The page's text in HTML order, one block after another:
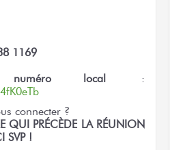
1169
numéro local :
connecter ?
QUI PRÉCÈDE LA RÉUNION
SVP !